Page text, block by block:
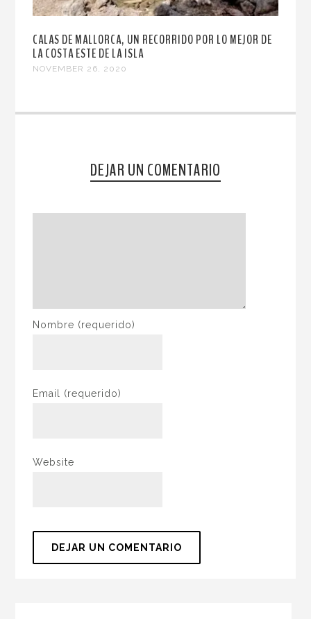
CALAS DE MALLORCA, UN RECORRIDO POR LO MEJOR DE
LA COSTA ESTE DE LA ISLA
NOVEMBER 26, 2020
DEJAR UN COMENTARIO
Nombre (requerido)
Email (requerido)
Website